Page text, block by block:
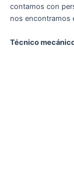
contamos con
nos encontramos
Técnico